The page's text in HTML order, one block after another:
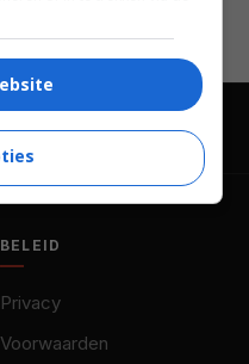
BELEID
Privacy
Voorwaarden